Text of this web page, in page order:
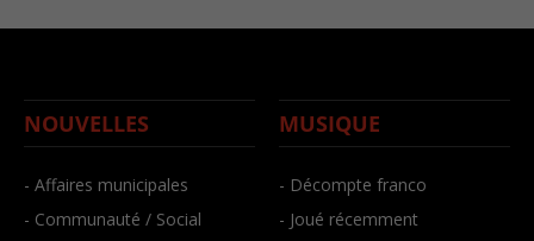
NOUVELLES
- Affaires municipales
- Communauté / Social
MUSIQUE
- Décompte franco
- Joué récemment